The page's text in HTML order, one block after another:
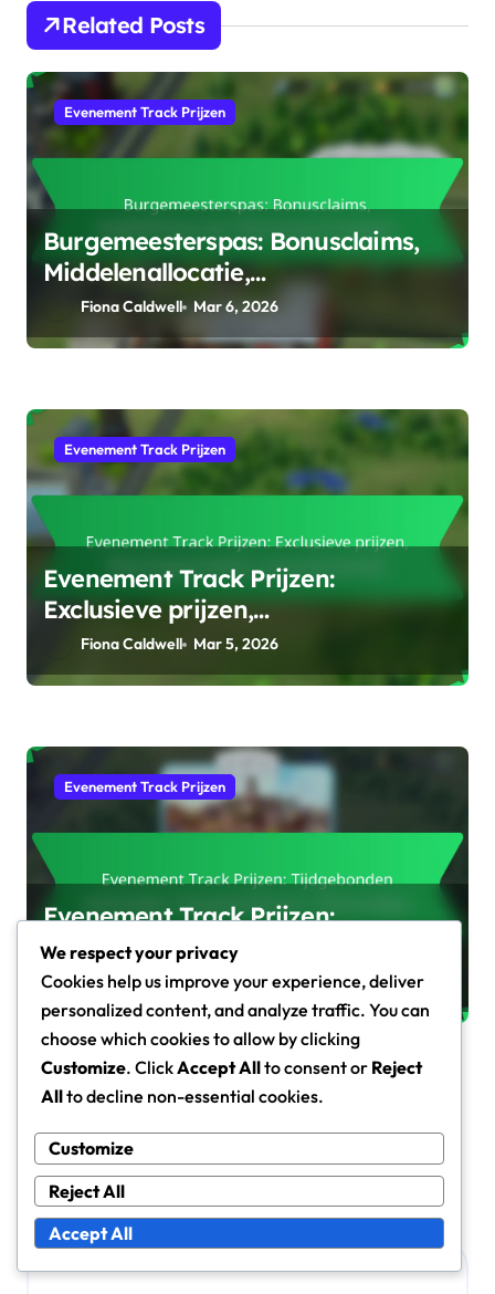
Related Posts
Evenement Track Prijzen
Burgemeesterspas: Bonusclaims,
Middelenallocatie,
Beloningsstrategieën
Fiona Caldwell Mar 6, 2026
Evenement Track Prijzen
Evenement Track Prijzen:
Exclusieve prijzen,
Beloningsverdeling,
Inwisselmethode
Fiona Caldwell Mar 5, 2026
Evenement Track Prijzen
Evenement Track Prijzen:
Tijdgebonden beloningen,
Prijsoptimalisatie, Claimanalyse
Fiona Caldwell Mar 3, 2026
Your email address will not be published.
are marked*
Comment*
We respect your privacy
Cookies help us improve your experience, deliver
personalized content, and analyze traffic. You can
choose which cookies to allow by clicking
Customize. ClickAccept Allto consent or Reject
Allto decline non-essential cookies.
Customize
Reject All
Accept All